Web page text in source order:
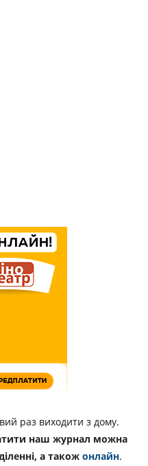
раз виходити з дому.
наш журнал можна
а також онлайн.